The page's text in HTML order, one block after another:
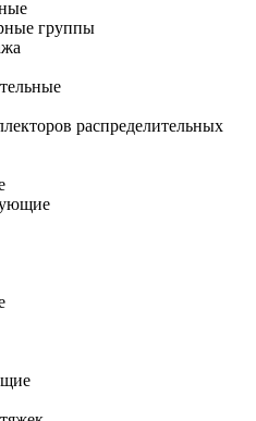
группы
распределительных